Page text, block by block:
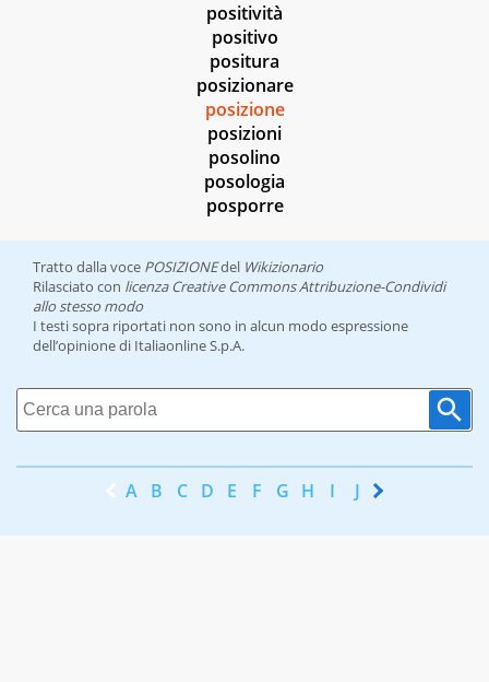
positività
positivo
positura
posizionare
posizione
posizioni
posolino
posologia
posporre
Tratto dalla voce POSIZIONEdel Wikizionario
Rilasciato con licenza Creative Commons Attribuzione-Condividi
allo stesso modo
I testi sopra riportati non sono in alcun modo espressione
dell’opinione di Italiaonline S.p.A.
A B C D E F G H I J K